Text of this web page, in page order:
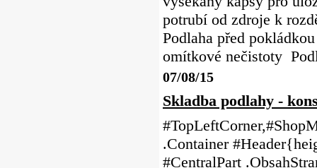
potrubí od zdroje k
Podlaha před
omítkové nečistoty
07/08/15
Skladba podlahy -
.Container
#CentralPart